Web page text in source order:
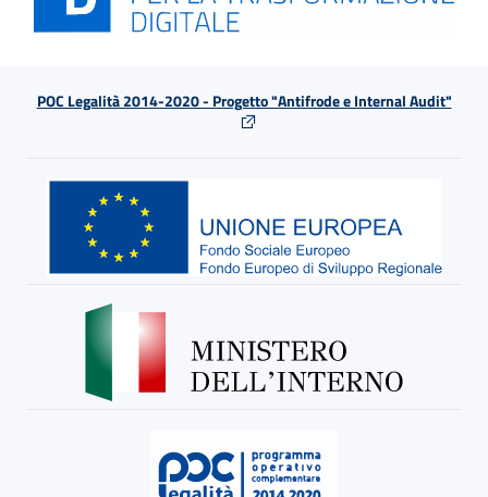
POC Legalità 2014-2020 - Progetto "Antifrode e Internal Audit"